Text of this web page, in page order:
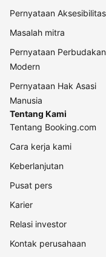
Pernyataan Aksesibilitas
Masalah mitra
Pernyataan Perbudakan
Modern
Pernyataan Hak Asasi
Manusia
Tentang Kami
Tentang Booking.com
Cara kerja kami
Keberlanjutan
Pusat pers
Karier
Relasi investor
Kontak perusahaan